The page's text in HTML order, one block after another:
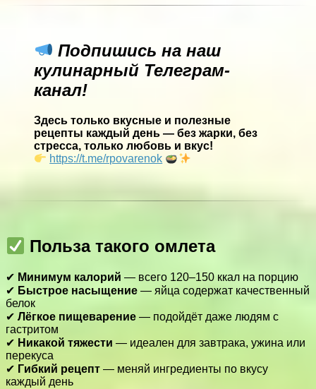
Подпишись на наш
кулинарный Телеграм-
канал!
Здесь только вкусные и полезные
рецепты каждый день — без жарки, без
стресса, только любовь и вкус!
https://t.me/rpovarenok
Польза такого омлета
✔ Минимум калорий — всего 120–150 ккал на порцию
✔ Быстрое насыщение — яйца содержат качественный
белок
✔ Лёгкое пищеварение — подойдёт даже людям с
гастритом
✔ Никакой тяжести — идеален для завтрака, ужина или
перекуса
✔ Гибкий рецепт — меняй ингредиенты по вкусу
каждый день